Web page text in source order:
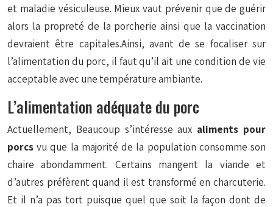
et maladie vésiculeuse. Mieux vaut prévenir que de guérir
alors la propreté de la porcherie ainsi que la vaccination
devraient être capitales.Ainsi, avant de se focaliser sur
l’alimentation du porc, il faut qu’il ait une condition de vie
acceptable avec une température ambiante.
L’alimentation adéquate du porc
Actuellement, Beaucoup s’intéresse aux aliments pour
porcs vu que la majorité de la population consomme son
chaire abondamment. Certains mangent la viande et
d’autres préfèrent quand il est transformé en charcuterie.
Et il n’a pas tort puisque quel que soit la façon dont de